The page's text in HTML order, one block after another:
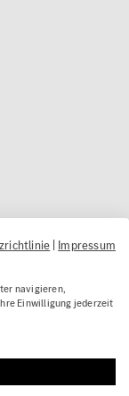
| Impressum
navigieren,
Einwilligung jederzeit